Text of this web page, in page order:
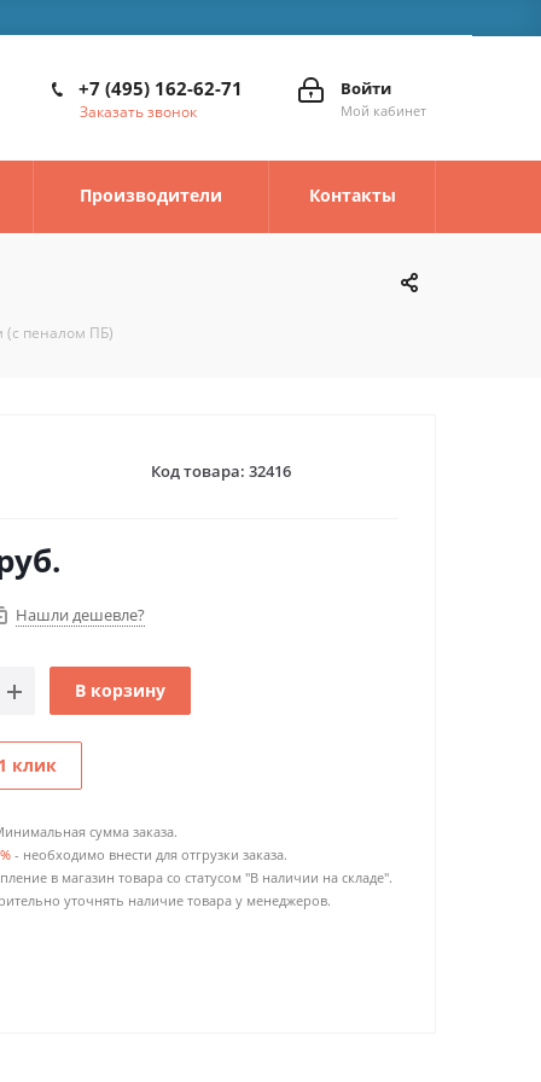
Войти
Мой кабинет
+7 (495) 162-62-71
Заказать звонок
Производители Контакты
(с пеналом ПБ)
Код товара: 32416
Нашли дешевле?
В корзину
клик
сумма заказа.
- необходимо внести для отгрузки заказа.
в магазин товара со статусом "В наличии на складе".
уточнять наличие товара у менеджеров.